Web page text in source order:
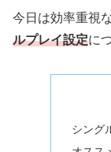
今日は効率重視
ルプレイ設定に
シング